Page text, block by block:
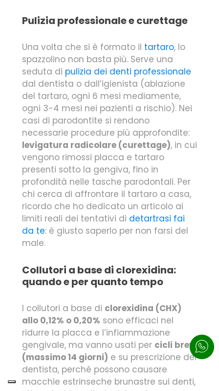
Pulizia professionale e curettage
Una volta che si è formato il tartaro, lo
spazzolino non basta più. Serve una
seduta di pulizia dei denti professionale
dal dentista o dall’igienista (ablazione
del tartaro, ogni 6 mesi mediamente,
ogni 3-4 mesi nei pazienti a rischio). Nei
casi di parodontite si rendono
necessarie procedure più approfondite:
levigatura radicolare (curettage), in cui
vengono rimossi placca e tartaro
presenti sotto la gengiva, fino in
profondità nelle tasche parodontali. Per
chi cerca di affrontare il tartaro a casa,
ricordo che ho dedicato un articolo ai
limiti reali dei tentativi di detartrasi fai
da te: è giusto saperlo per non farsi del
male.
Collutori a base di clorexidina:
quando e per quanto tempo
I collutori a base di clorexidina (CHX)
allo 0,12% o 0,20% sono efficaci nel
ridurre la placca e l’infiammazione
gengivale, ma vanno usati per cicli brevi
(massimo 14 giorni) e su prescrizione del
dentista, perché possono causare
macchie estrinseche brunastre sui denti,